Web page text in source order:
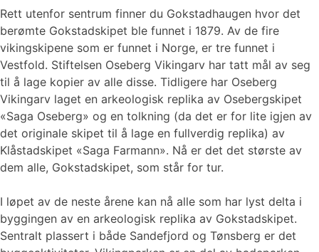
Rett utenfor sentrum finner du Gokstadhaugen hvor det
berømte Gokstadskipet ble funnet i 1879. Av de fire
vikingskipene som er funnet i Norge, er tre funnet i
Vestfold. Stiftelsen Oseberg Vikingarv har tatt mål av seg
til å lage kopier av alle disse. Tidligere har Oseberg
Vikingarv laget en arkeologisk replika av Osebergskipet
«Saga Oseberg» og en tolkning (da det er for lite igjen av
det originale skipet til å lage en fullverdig replika) av
Klåstadskipet «Saga Farmann». Nå er det det største av
dem alle, Gokstadskipet, som står for tur.
I løpet av de neste årene kan nå alle som har lyst delta i
byggingen av en arkeologisk replika av Gokstadskipet.
Sentralt plassert i både Sandefjord og Tønsberg er det